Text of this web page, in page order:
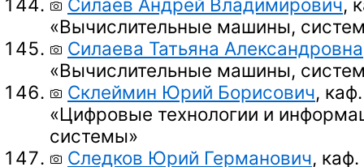
Силаев Андрей Владимирович,
«Вычислительные машины,
Силаева Татьяна Александровна
«Вычислительные машины,
Склеймин Юрий Борисович,
«Цифровые технологии и
системы»
Следков Юрий Германович,